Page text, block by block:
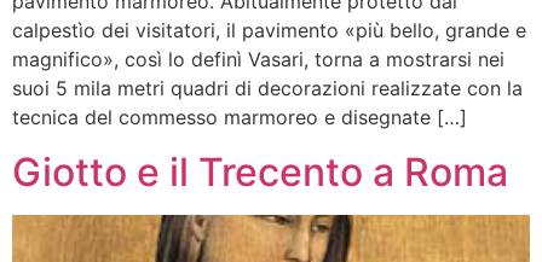
calpestìo dei visitatori, il pavimento «più bello, grande e
magnifico», così lo definì Vasari, torna a mostrarsi nei
suoi 5 mila metri quadri di decorazioni realizzate con la
tecnica del commesso marmoreo e disegnate […]
Giotto e il Trecento a Roma